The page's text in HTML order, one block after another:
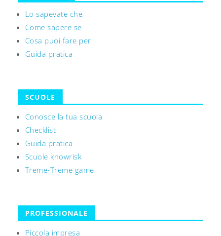
Lo sapevate che
Come sapere se
Cosa puoi fare per
Guida pratica
SCUOLE
Conosce la tua scuola
Checklist
Guida pratica
Scuole knowrisk
Treme-Treme game
PROFESSIONALE
Piccola impresa